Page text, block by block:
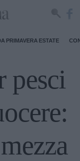
PRIMAVERA ESTATE
pesci